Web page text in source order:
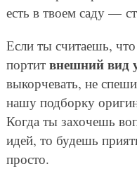
есть в твоем саду —
Если ты считаешь, что
портит внешний вид
выкорчевать, не
нашу подборку
Когда ты захочешь
идей, то будешь
просто.